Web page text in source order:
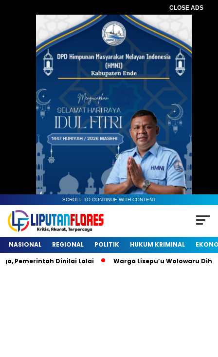
CLOSE ADS
SCROLL TO CONTINUE WITH CONTENT
NASIONAL REGIONAL POLITIK HUKUM KRIMINAL
Pemerintah Dinilai Lalai
Warga Lisepu’u Wolowaru